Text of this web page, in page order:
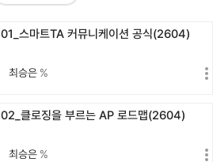
01_스마트TA 커뮤니케이션 공식(2604)
최승은 %
02_클로징을 부르는 AP 로드맵(2604)
최승은 %